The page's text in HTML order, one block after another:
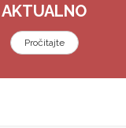
AKTUALNO
Pročitajte